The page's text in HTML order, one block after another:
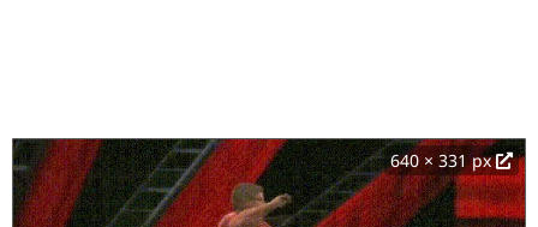
640 × 331 px